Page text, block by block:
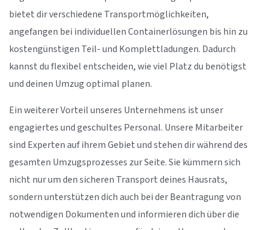
bietet dir verschiedene Transportmöglichkeiten,
angefangen bei individuellen Containerlösungen bis hin zu
kostengünstigen Teil- und Komplettladungen. Dadurch
kannst du flexibel entscheiden, wie viel Platz du benötigst
und deinen Umzug optimal planen.
Ein weiterer Vorteil unseres Unternehmens ist unser
engagiertes und geschultes Personal. Unsere Mitarbeiter
sind Experten auf ihrem Gebiet und stehen dir während des
gesamten Umzugsprozesses zur Seite. Sie kümmern sich
nicht nur um den sicheren Transport deines Hausrats,
sondern unterstützen dich auch bei der Beantragung von
notwendigen Dokumenten und informieren dich über die